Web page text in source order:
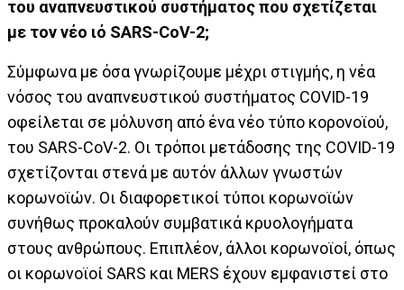
του αναπνευστικού συστήματος που σχετίζεται
με τον νέο ιό SARS-CoV-2;
Σύμφωνα με όσα γνωρίζουμε μέχρι στιγμής, η νέα
νόσος του αναπνευστικού συστήματος COVID-19
οφείλεται σε μόλυνση από ένα νέο τύπο κορονοϊού,
του SARS-CoV-2. Οι τρόποι μετάδοσης της COVID-19
σχετίζονται στενά με αυτόν άλλων γνωστών
κορωνοϊών. Οι διαφορετικοί τύποι κορωνοϊών
συνήθως προκαλούν συμβατικά κρυολογήματα
στους ανθρώπους. Επιπλέον, άλλοι κορωνοϊοί, όπως
οι κορωνοϊοί SARS και MERS έχουν εμφανιστεί στο